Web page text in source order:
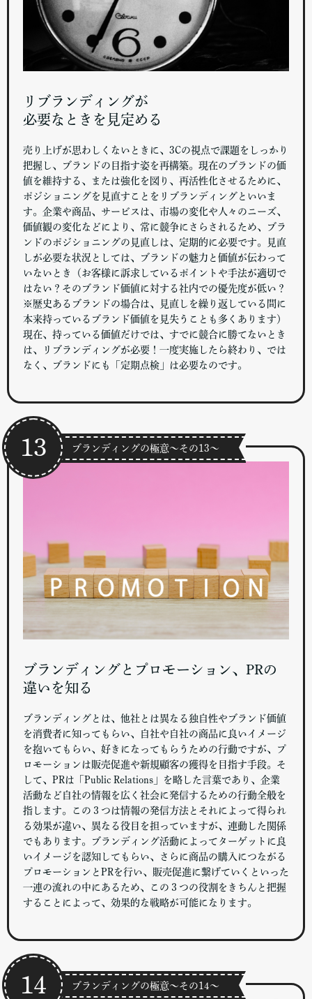
リブランディングが
必要なときを見定める
売り上げが思わしくないときに、3Cの視点で課題をしっかり
把握し、ブランドの目指す姿を再構築。現在のブランドの価
値を維持する、または強化を図り、再活性化させるために、
ポジショニングを見直すことをリブランディングといいま
す。企業や商品、サービスは、市場の変化や人々のニーズ、
価値観の変化などにより、常に競争にさらされるため、ブラ
ンドのポジショニングの見直しは、定期的に必要です。見直
しが必要な状況としては、ブランドの魅力と価値が伝わって
いないとき（お客様に訴求しているポイントや手法が適切で
はない？そのブランド価値に対する社内での優先度が低い？
※歴史あるブランドの場合は、見直しを繰り返している間に
本来持っているブランド価値を見失うことも多くあります）
現在、持っている価値だけでは、すでに競合に勝てないとき
は、リブランディングが必要！一度実施したら終わり、では
なく、ブランドにも「定期点検」は必要なのです。
ブランディングの極意～その13～
13
ブランディングとプロモーション、PRの
違いを知る
ブランディングとは、他社とは異なる独自性やブランド価値
を消費者に知ってもらい、自社や自社の商品に良いイメージ
を抱いてもらい、好きになってもらうための行動ですが、プ
ロモーションは販売促進や新規顧客の獲得を目指す手段。そ
して、PRは「Public Relations」を略した言葉であり、企業
活動など自社の情報を広く社会に発信するための行動全般を
指します。この３つは情報の発信方法とそれによって得られ
る効果が違い、異なる役目を担っていますが、連動した関係
でもあります。ブランディング活動によってターゲットに良
いイメージを認知してもらい、さらに商品の購入につながる
プロモーションとPRを行い、販売促進に繋げていくといった
一連の流れの中にあるため、この３つの役割をきちんと把握
することによって、効果的な戦略が可能になります。
ブランディングの極意～その14～
14